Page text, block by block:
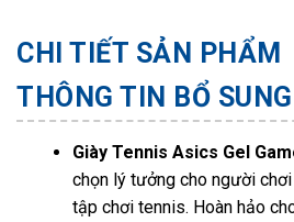
CHI TIẾT SẢN PHẨM
THÔNG TIN BỔ SUNG
Giày Tennis Asics Gel
chọn lý tưởng cho người
tập chơi tennis. Hoàn hảo